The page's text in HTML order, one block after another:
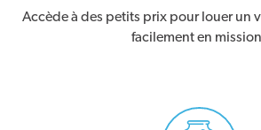
Accède à des petits prix pour louer un
facilement en